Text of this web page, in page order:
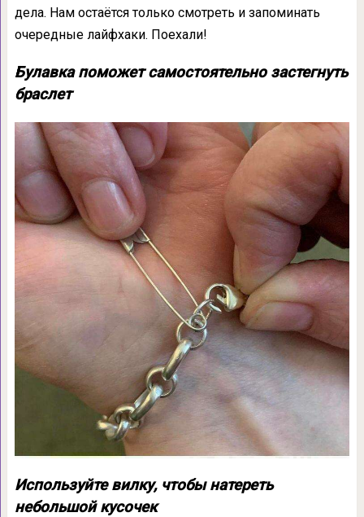
дела. Нам остаётся только смотреть и запоминать
очередные лайфхаки. Поехали!
Булавка поможет самостоятельно застегнуть
браслет
Используйте вилку, чтобы натереть
небольшой кусочек